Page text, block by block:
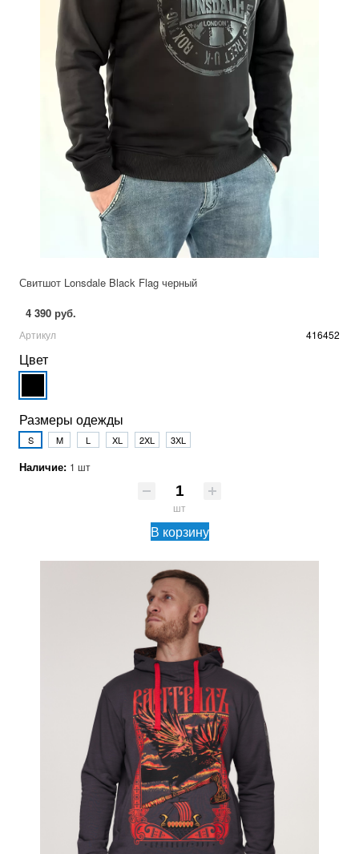
Свитшот Lonsdale Black Flag черный
4 390 руб.
Артикул 416452
Цвет
Размеры одежды
S M L XL 2XL 3XL
Наличие: 1 шт
шт
В корзину